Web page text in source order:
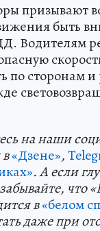
призывают
быть
Водителям
по сторонам
на наши
«Дзене»,
. А если
что
в«белом
даже при